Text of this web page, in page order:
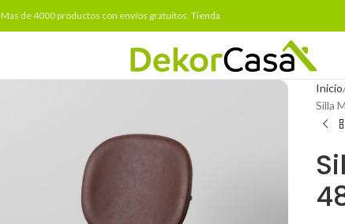
Mas de 4000 productos con envíos gratuitos. Tienda
Inicio
Silla